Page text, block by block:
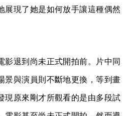
展現了她是如何放手讓這種偶然
影退到尚未正式開拍前。片中同
景與演員則不斷地更換，等到畫
現原來剛才所觀看的是由多段試